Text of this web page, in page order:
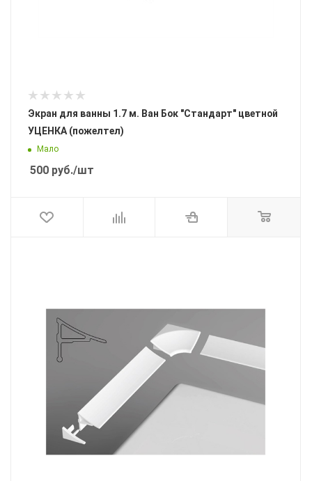
Экран для ванны 1.7 м. Ван Бок "Стандарт" цветной
УЦЕНКА (пожелтел)
Мало
500 руб./шт